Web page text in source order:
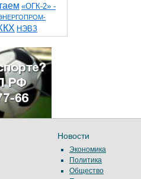
«ОГК-2» -
НЭВЗ
выборы
космос
пожар роща
Новости
Экономика
Политика
Общество